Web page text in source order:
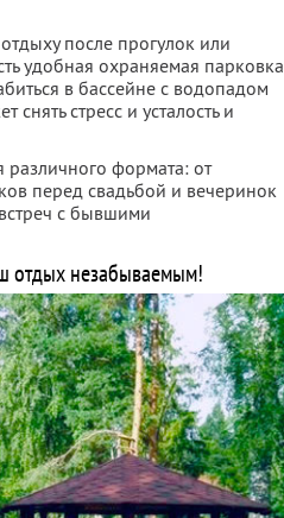
после прогулок или
удобная охраняемая парковка
в бассейне с водопадом
стресс и усталость и
формата: от
перед свадьбой и вечеринок
с бывшими
отдых незабываемым!